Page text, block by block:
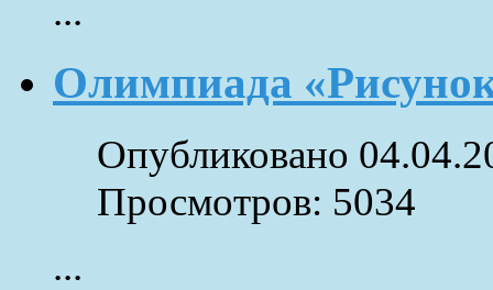
...
Олимпиада
Опубликовано
Просмотров: 5034
...